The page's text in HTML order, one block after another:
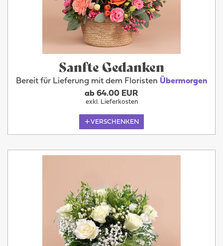
Sanfte Gedanken
Bereit für Lieferung mit dem Floristen Übermorgen
ab 64.00 EUR
exkl. Lieferkosten
VERSCHENKEN